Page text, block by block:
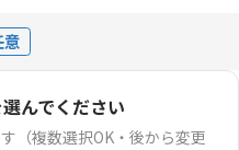
意
んでください
（複数選択OK・後から変更